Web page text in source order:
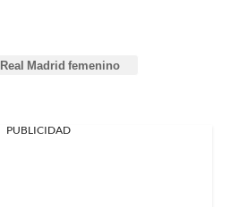
Real Madrid femenino
PUBLICIDAD